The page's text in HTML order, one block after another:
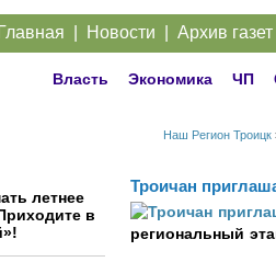
Главная Новости Архив газет
Власть Экономика ЧП
Наш Регион Троицк
Троичан
региональный
летнее
в